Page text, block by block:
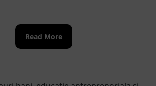
Read MoreRead
More